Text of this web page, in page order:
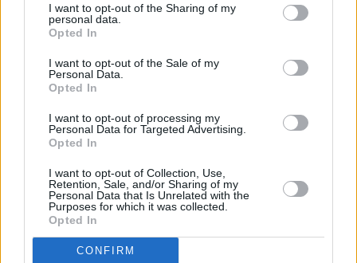
de su consentimiento, pero usted tiene el derecho de
rechazar tal procesamiento. Sus preferencias se aplicarán
cualquier momento entrando de nuevo en este sitio web o
visitando nuestra política de privacidad.
I want to opt-out of the Sharing of my
personal data.
Opted In
I want to opt-out of the Sale of my
Personal Data.
Opted In
I want to opt-out of processing my
Personal Data for Targeted Advertising.
Opted In
I want to opt-out of Collection, Use,
Retention, Sale, and/or Sharing of my
Personal Data that Is Unrelated with the
Purposes for which it was collected.
Opted In
CONFIRM